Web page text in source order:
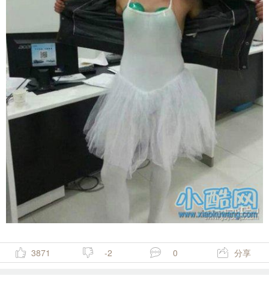
3871 -2 0 分享